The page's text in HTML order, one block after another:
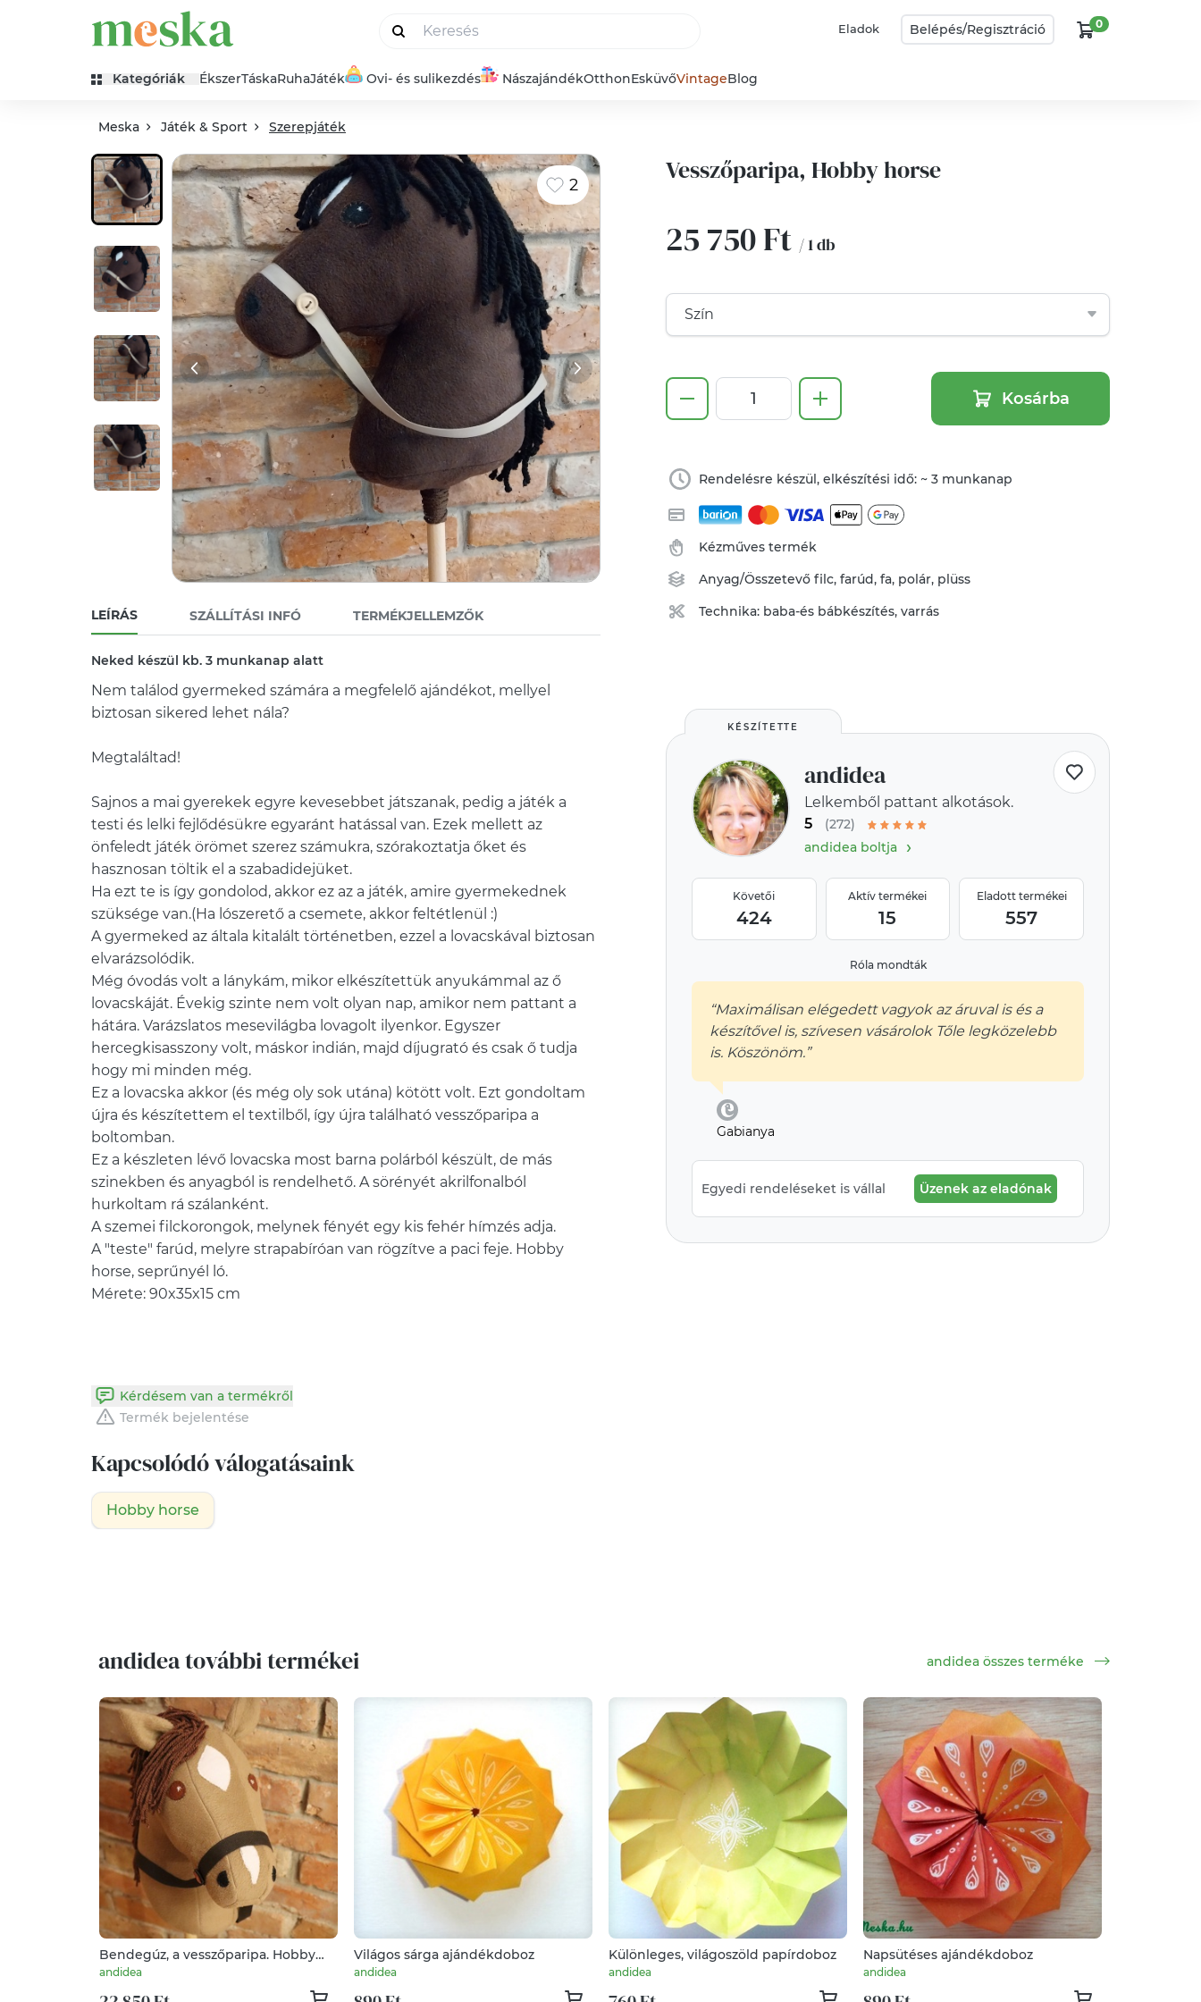
Eladok Belépés/Regisztráció 0
Kategóriák ÉkszerTáskaRuhaJáték Ovi- és sulikezdés NászajándékOtthonEsküvőVintageBlog
Meska Játék & Sport Szerepjáték
2
LEÍRÁS SZÁLLÍTÁSI INFÓ TERMÉKJELLEMZŐK
Neked készül kb. 3 munkanap alatt
Nem találod gyermeked számára a megfelelő ajándékot, mellyel
biztosan sikered lehet nála?
Megtaláltad!
Sajnos a mai gyerekek egyre kevesebbet játszanak, pedig a játék a
testi és lelki fejlődésükre egyaránt hatással van. Ezek mellett az
önfeledt játék örömet szerez számukra, szórakoztatja őket és
hasznosan töltik el a szabadidejüket.
Ha ezt te is így gondolod, akkor ez az a játék, amire gyermekednek
szüksége van.(Ha lószerető a csemete, akkor feltétlenül :)
A gyermeked az általa kitalált történetben, ezzel a lovacskával biztosan
elvarázsolódik.
Még óvodás volt a lánykám, mikor elkészítettük anyukámmal az ő
lovacskáját. Évekig szinte nem volt olyan nap, amikor nem pattant a
hátára. Varázslatos mesevilágba lovagolt ilyenkor. Egyszer
hercegkisasszony volt, máskor indián, majd díjugrató és csak ő tudja
hogy mi minden még.
Ez a lovacska akkor (és még oly sok utána) kötött volt. Ezt gondoltam
újra és készítettem el textilből, így újra található vesszőparipa a
boltomban.
Ez a készleten lévő lovacska most barna polárból készült, de más
szinekben és anyagból is rendelhető. A sörényét akrilfonalból
hurkoltam rá szálanként.
A szemei filckorongok, melynek fényét egy kis fehér hímzés adja.
A "teste" farúd, melyre strapabíróan van rögzítve a paci feje. Hobby
horse, seprűnyél ló.
Mérete: 90x35x15 cm
Kérdésem van a termékről
Termék bejelentése
Vesszőparipa, Hobby horse
25 750 Ft / 1 db
Kosárba
Rendelésre készül, elkészítési idő: ~ 3 munkanap
Kézműves termék
Anyag/Összetevőfilc,farúd,fa, polár, plüss
Technika: baba-és bábkészítés,varrás
KÉSZÍTETTE
andidea
Lelkemből pattant alkotások.
5
(272)
andidea boltja
›
Követői
424
Aktív termékei
15
Eladott termékei
557
Róla mondták
“Maximálisan elégedett vagyok az áruval is és a
készítővel is, szívesen vásárolok Tőle legközelebb
is. Köszönöm.”
Gabianya
Egyedi rendeléseket is vállal Üzenek az eladónak
Kapcsolódó válogatásaink
Hobby horse
andidea további termékei andidea összes terméke
Bendegúz, a vesszőparipa. Hobby
horse
andidea
Világos sárga ajándékdoboz
andidea
Különleges, világoszöld papírdoboz
andidea
Napsütéses ajándékdoboz
andidea